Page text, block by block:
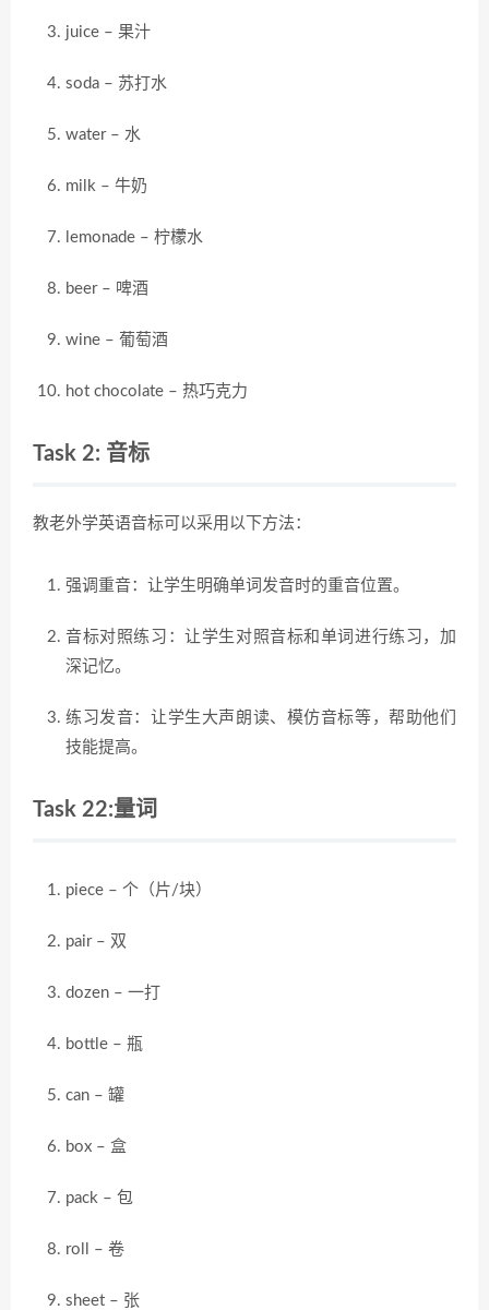
juice – 果汁
soda – 苏打水
water – 水
milk – 牛奶
lemonade – 柠檬水
beer – 啤酒
wine – 葡萄酒
hot chocolate – 热巧克力
Task 2: 音标
教老外学英语音标可以采用以下方法：
强调重音：让学生明确单词发音时的重音位置。
音标对照练习：让学生对照音标和单词进行练习，加
深记忆。
练习发音：让学生大声朗读、模仿音标等，帮助他们
技能提高。
Task 22:量词
piece – 个（片/块）
pair – 双
dozen – 一打
bottle – 瓶
can – 罐
box – 盒
pack – 包
roll – 卷
sheet – 张